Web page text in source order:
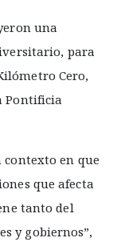
una
para
Cero,
Pontificia
contexto en que
que afecta
tanto del
y gobiernos”,